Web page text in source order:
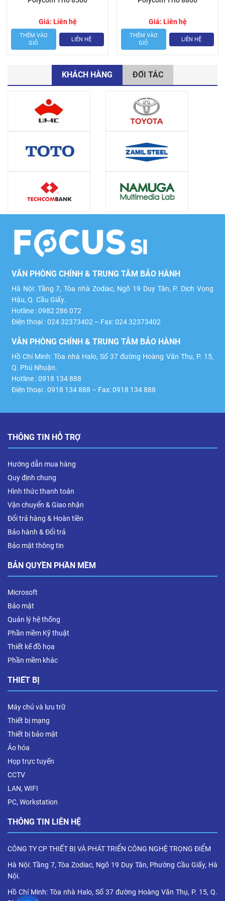
Giá: Liên hệ
THÊM VÀO
GIỎ
LIÊN HỆ
Giá: Liên hệ
THÊM VÀO
GIỎ
LIÊN HỆ
KHÁCH HÀNG ĐỐI TÁC
VĂN PHÒNG CHÍNH & TRUNG TÂM BẢO HÀNH
Hà Nội: Tầng 7, Tòa nhà Zodiac, Ngõ 19 Duy Tân, P. Dịch Vọng
Hậu, Q. Cầu Giấy.
Hotline : 0982 286 072
Điện thoại : 024 32373402 – Fax: 024 32373402
VĂN PHÒNG CHÍNH & TRUNG TÂM BẢO HÀNH
Hồ Chí Minh: Tòa nhà Halo, Số 37 đường Hoàng Văn Thụ, P. 15,
Q. Phú Nhuận.
Hotline : 0918 134 888
Điện thoại : 0918 134 888 – Fax: 0918 134 888
THÔNG TIN HỖ TRỢ
Hướng dẫn mua hàng
Quy định chung
Hình thức thanh toán
Vận chuyển & Giao nhận
Đổi trả hàng & Hoàn tiền
Bảo hành & Đổi trả
Bảo mật thông tin
BẢN QUYỀN PHẦN MỀM
Microsoft
Bảo mật
Quản lý hệ thống
Phần mềm Kỹ thuật
Thiết kế đồ họa
Phần mềm khác
THIẾT BỊ
Máy chủ và lưu trữ
Thiết bị mạng
Thiết bị bảo mật
Ảo hóa
Họp trực tuyến
CCTV
LAN, WIFI
PC, Workstation
THÔNG TIN LIÊN HỆ
CÔNG TY CP THIẾT BỊ VÀ PHÁT TRIỂN CÔNG NGHỆ TRỌNG ĐIỂM
Hà Nội: Tầng 7, Tòa Zodiac, Ngõ 19 Duy Tân, Phường Cầu Giấy, Hà
Nội.
Hồ Chí Minh: Tòa nhà Halo, Số 37 đường Hoàng Văn Thụ, P. 15, Q.